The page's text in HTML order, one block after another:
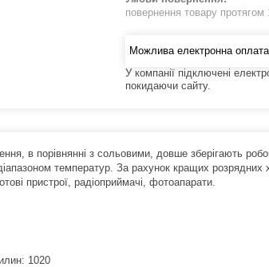
повернення товару протягом
У компанії підключені
покидаючи сайту.
в порівнянні з сольовими, довше зберігають
температур. За рахунок кращих розрядних
пристрої, радіоприймачі, фотоапарати.
1020